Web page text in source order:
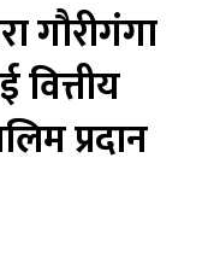
गौरीगंगा
वित्तीय
प्रदान